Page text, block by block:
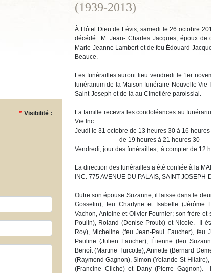
* Visibilité :
(1939-2013)
À Hôtel Dieu de Lévis, samedi le 26 octobre
décédé M. Jean- Charles Jacques, époux
Marie-Jeanne Lambert et de feu Édouard
Beauce.
Les funérailles auront lieu vendredi le 1er
funérarium de la Maison funéraire Nouvelle Vie
Saint-Joseph et de là au Cimetière paroissial.
La famille recevra les condoléances au
Vie Inc.
Jeudi le 31 octobre de 13 heures 30 à 16 heures
de 19 heures à 21 heures 30
Vendredi, jour des funérailles, à compter de 12
La direction des funérailles a été confiée à la
INC. 775 AVENUE DU PALAIS, SAINT-
Outre son épouse Suzanne, il laisse dans le
Gosselin), feu Charlyne et Isabelle (Jérôme
Vachon, Antoine et Olivier Fournier; son frère
Poulin), Roland (Denise Proulx) et Nicole. Il
Roy), Micheline (feu Jean-Paul Faucher), feu
Pauline (Julien Faucher), Étienne (feu
Benoît (Martine Turcotte), Annette (Bernard
(Raymond Gagnon), Simon (Yolande St-
(Francine Cliche) et Dany (Pierre Gagnon).